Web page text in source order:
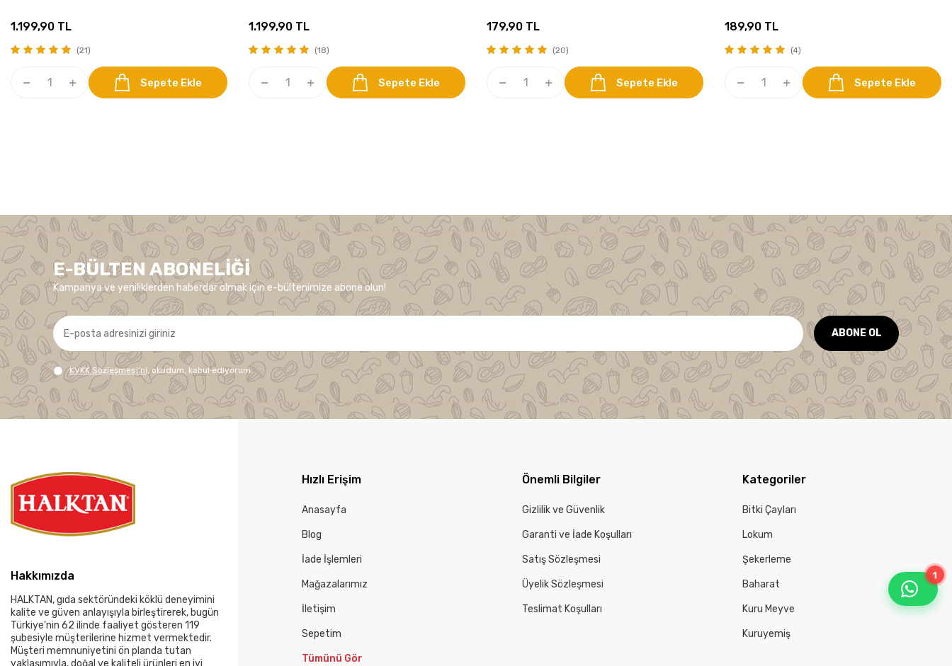
1
1.199,90 TL
(21)
Sepete Ekle
1.199,90 TL
(18)
Sepete Ekle
179,90 TL
(20)
Sepete Ekle
189,90 TL
(4)
Sepete Ekle
E-BÜLTEN ABONELIĞI
Kampanya ve yeniliklerden haberdar olmak için e-bültenimize abone olun!
ABONE OL
KVKK Sözleşmesi'ni, okudum, kabul ediyorum.
Hakkımızda
HALKTAN, gıda sektöründeki köklü deneyimini
kalite ve güven anlayışıyla birleştirerek, bugün
Türkiye'nin 62 ilinde faaliyet gösteren 119
şubesiyle müşterilerine hizmet vermektedir.
Müşteri memnuniyetini ön planda tutan
yaklaşımıyla, doğal ve kaliteli ürünleri en iyi
Hızlı Erişim
Anasayfa
Blog
İade İşlemleri
Mağazalarımız
İletişim
Sepetim
Tümünü Gör
Önemli Bilgiler
Gizlilik ve Güvenlik
Garanti ve İade Koşulları
Satış Sözleşmesi
Üyelik Sözleşmesi
Teslimat Koşulları
Kategoriler
Bitki Çayları
Lokum
Şekerleme
Baharat
Kuru Meyve
Kuruyemiş